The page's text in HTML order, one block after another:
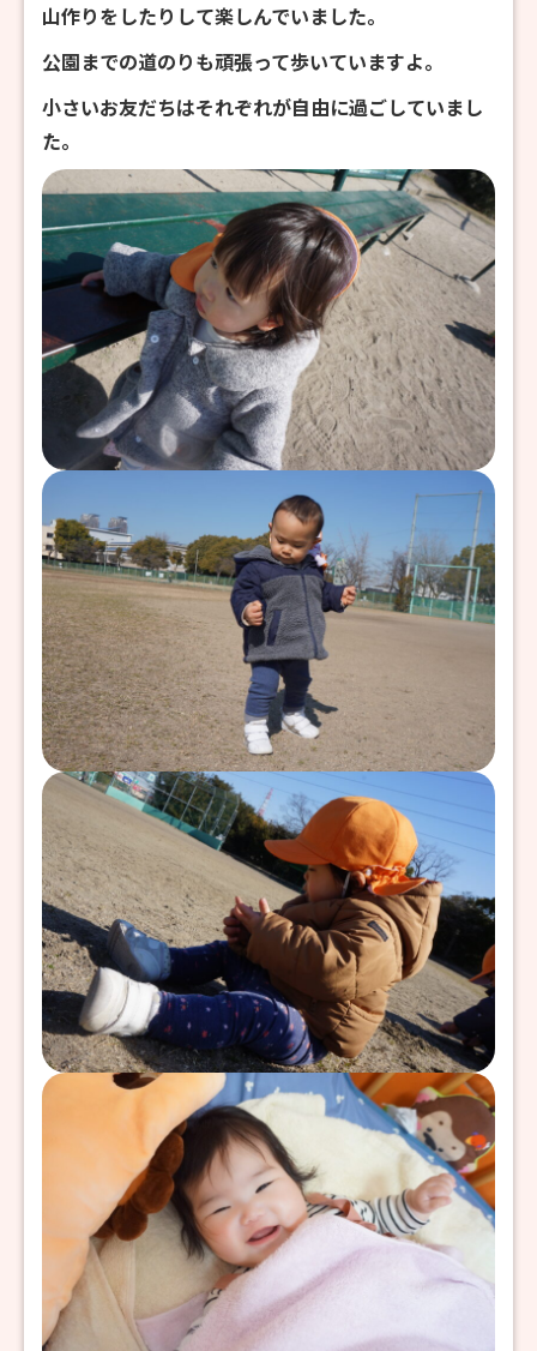
山作りをしたりして楽しんでいました。
公園までの道のりも頑張って歩いていますよ。
小さいお友だちはそれぞれが自由に過ごしていまし
た。